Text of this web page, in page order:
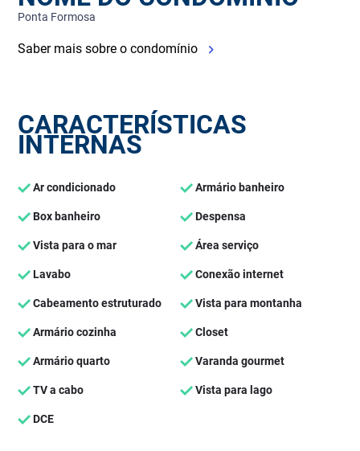
Ponta Formosa
Saber mais sobre o condomínio
CARACTERÍSTICAS
INTERNAS
Ar condicionado Armário banheiro
Box banheiro Despensa
Vista para o mar Área serviço
Lavabo Conexão internet
Cabeamento estruturado Vista para montanha
Armário cozinha Closet
Armário quarto Varanda gourmet
TV a cabo Vista para lago
DCE